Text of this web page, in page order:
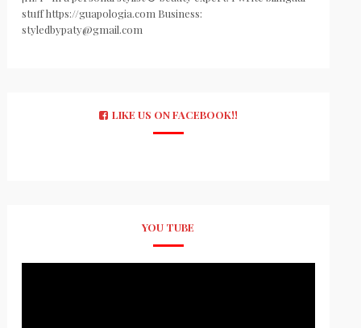
stuff https://guapologia.com Business:
styledbypaty@gmail.com
LIKE US ON FACEBOOK!!
YOU TUBE